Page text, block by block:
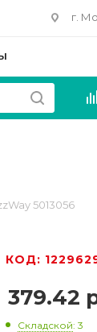
г.
5013056
КОД:
379.42
Складской: 3